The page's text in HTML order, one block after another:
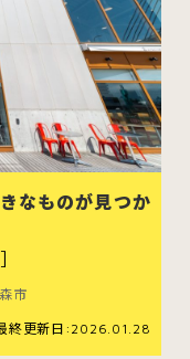
なものが見つか
市
終更新日:2026.01.28